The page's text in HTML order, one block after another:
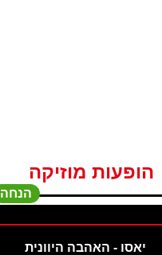
הופעות מוזיקה
הנחה
יאסו - האהבה היוונית